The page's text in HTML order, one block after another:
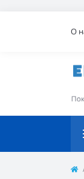
О